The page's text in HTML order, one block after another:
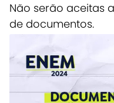
Não serão aceitas
de documentos.